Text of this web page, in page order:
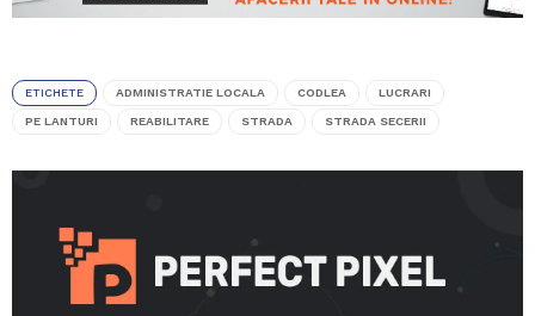
ETICHETE ADMINISTRATIE LOCALA CODLEA LUCRARI
PE LANTURI REABILITARE STRADA STRADA SECERII